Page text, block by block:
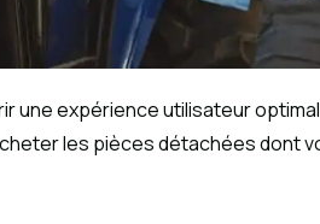
une expérience utilisateur
les pièces détachées dont